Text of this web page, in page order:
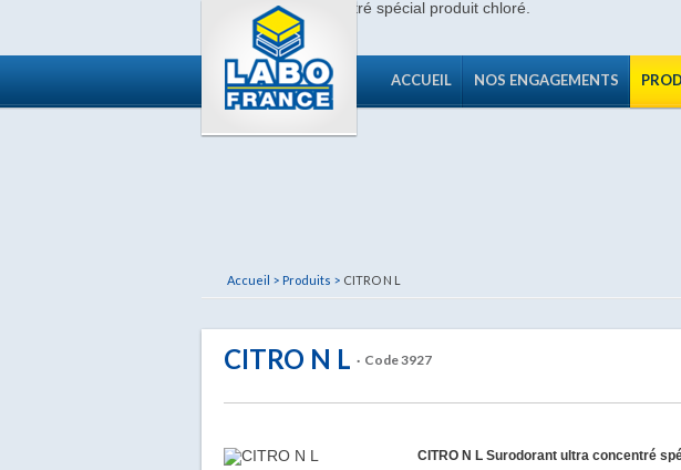
ACCUEIL NOS ENGAGEMENTS
Accueil > Produits > CITRO N L
CITRO N L · Code 3927
CITRO N L Surodorant ultra concentré